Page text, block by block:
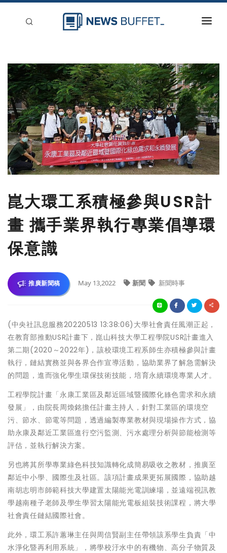
新聞稿分類
登入
刊登
崑大環工系積極參與USR計
畫 攜手業界執行專業倡導環
保意識
推廣新聞稿 May 13,2022 新聞 新聞時事
(中央社訊息服務20220513 13:38:06)大學社會責任風潮正起，
在教育部推動USR計畫下，崑山科技大學工程學院USR計畫進入
第二期(2020～2022年)，該校環境工程系師生亦積極參與計畫
執行，鏈結實務並與各界合作宣導活動，協助業界了解急需解決
的問題，進而強化學生環保技術技能，培育永續環境專業人才。
工程學院計畫「永康工業區及鄰近區域暨國際化綠色需求和永續
發展」，由院長周煥銘擔任計畫主持人，針對工業區的環境空
污、節水、節電等問題，透過編製專業教材與現場操作方式，協
助永康及鄰近工業區進行空污監測、污水處理分析與節能檢測等
評估，並執行解決方案。
另也將其所學專業綠色科技知識轉化成簡易吸收之教材，推廣至
鄰近中小學、國際生及社區。該項計畫成果更拓展國際，協助越
南胡志明市師範科技大學建置太陽能光電訓練場，並遠端視訊教
學越南種子老師及學生學習太陽能光電板組裝技術課程，將大學
社會責任鏈結國際社會。
此外，環工系許蕙琳主任與周信賢副主任帶領該系學生負責「中
水淨化暨再利用系統」，將學校汙水中的有機物、高分子物質及